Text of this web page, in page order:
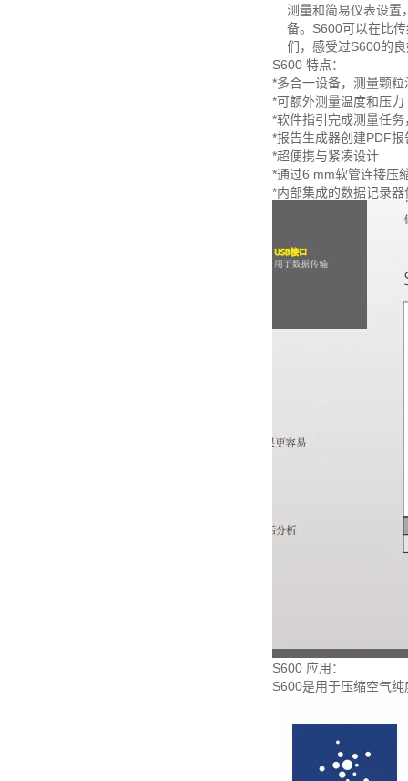
测量和简易仪表设置
备。S600可以在比传
们，感受过S600的良
S600 特点：
*多合一设备，测量颗
*可额外测量温度和压力
*软件指引完成测量任
*报告生成器创建PDF
*超便携与紧凑设计
*通过6 mm软管连接压
*内部集成的数据记录
S600 应用：
S600是用于压缩空气